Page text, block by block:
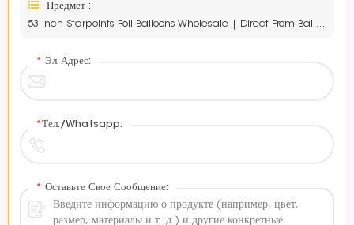
Предмет :
53 Inch Starpoints Foil Balloons Wholesale | Direct From Balloon Factory
* Эл. Адрес:
*Тел./Whatsapp:
* Оставьте Свое Сообщение: